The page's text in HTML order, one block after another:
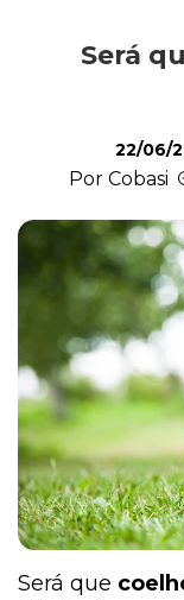
Será
22/06/
Por Cobasi
Será que